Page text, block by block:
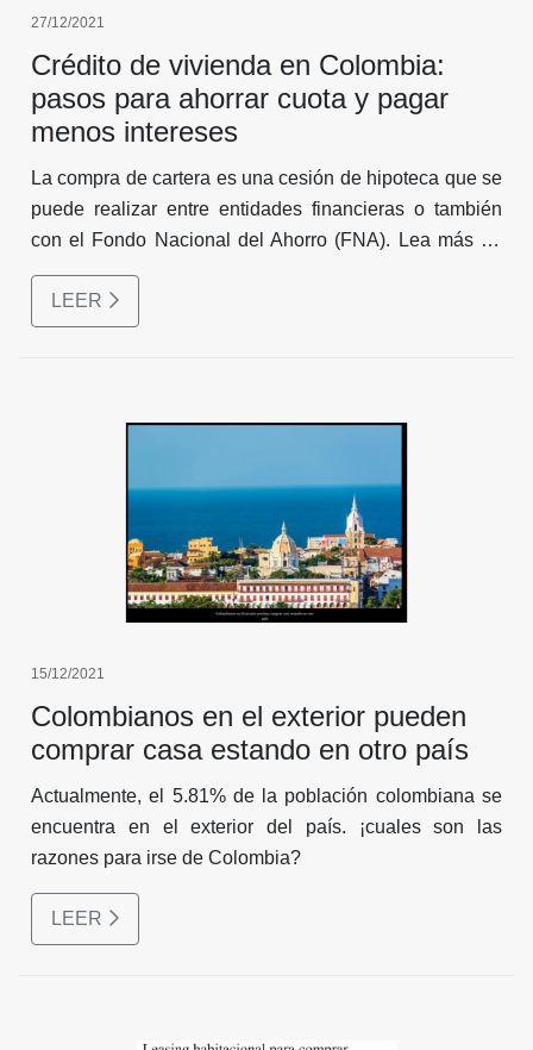
27/12/2021
Crédito de vivienda en Colombia:
pasos para ahorrar cuota y pagar
menos intereses
La compra de cartera es una cesión de hipoteca que se
puede realizar entre entidades financieras o también
con el Fondo Nacional del Ahorro (FNA). Lea más en
Finanzas Personales.
LEER
15/12/2021
Colombianos en el exterior pueden
comprar casa estando en otro país
Actualmente, el 5.81% de la población colombiana se
encuentra en el exterior del país. ¡cuales son las
razones para irse de Colombia?
LEER